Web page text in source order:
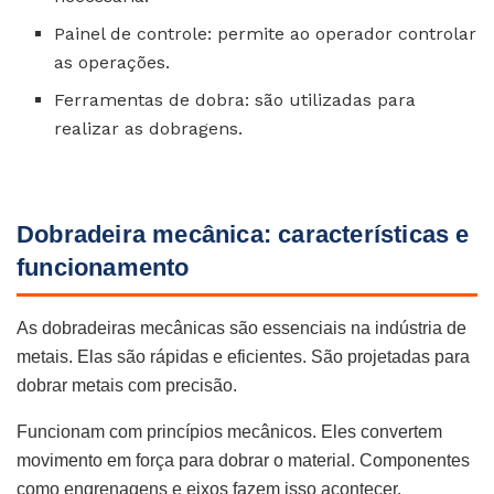
Painel de controle: permite ao operador controlar
as operações.
Ferramentas de dobra: são utilizadas para
realizar as dobragens.
Dobradeira mecânica: características e
funcionamento
As dobradeiras mecânicas são essenciais na indústria de
metais. Elas são rápidas e eficientes. São projetadas para
dobrar metais com precisão.
Funcionam com princípios mecânicos. Eles convertem
movimento em força para dobrar o material. Componentes
como engrenagens e eixos fazem isso acontecer.